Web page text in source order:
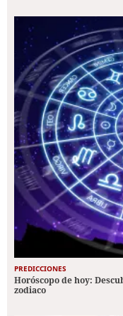
PREDICCIONES
Horóscopo de hoy:
zodiaco